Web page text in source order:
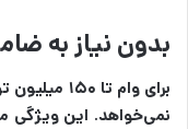
بدون نیاز به
برای وام
نمی‌خواهد. این ویژگی